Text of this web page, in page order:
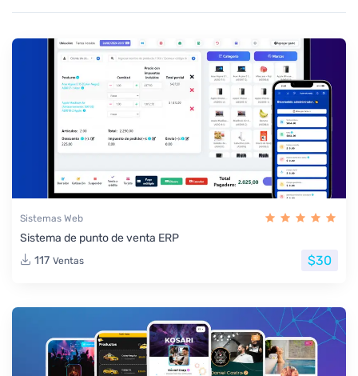
Sistemas Web
Sistema de punto de venta ERP
117 Ventas $30